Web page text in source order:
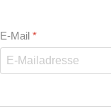
E-Mail *